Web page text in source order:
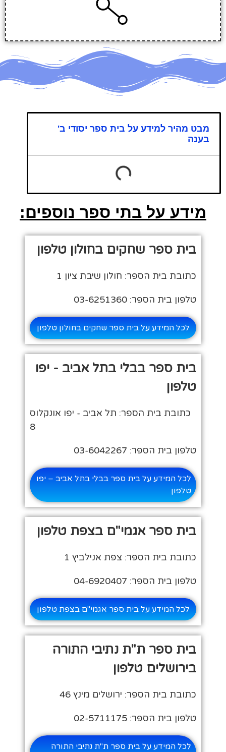
מבט מהיר למידע על בית ספר יסודי ב'
בענה
מידע על בתי ספר נוספים:
בית ספר שחקים בחולון טלפון
כתובת בית הספר: חולון שיבת ציון 1
טלפון בית הספר: 03-6251360
לכל המידע על בית ספר שחקים בחולון טלפון
בית ספר בבלי בתל אביב - יפו
טלפון
כתובת בית הספר: תל אביב - יפו אונקלוס
8
טלפון בית הספר: 03-6042267
לכל המידע על בית ספר בבלי בתל אביב – יפו
טלפון
בית ספר אגמי"ם בצפת טלפון
כתובת בית הספר: צפת אנילביץ 1
טלפון בית הספר: 04-6920407
לכל המידע על בית ספר אגמי"ם בצפת טלפון
בית ספר ת"ת נתיבי התורה
בירושלים טלפון
כתובת בית הספר: ירושלים מינץ 46
טלפון בית הספר: 02-5711175
לכל המידע על בית ספר ת"ת נתיבי התורה